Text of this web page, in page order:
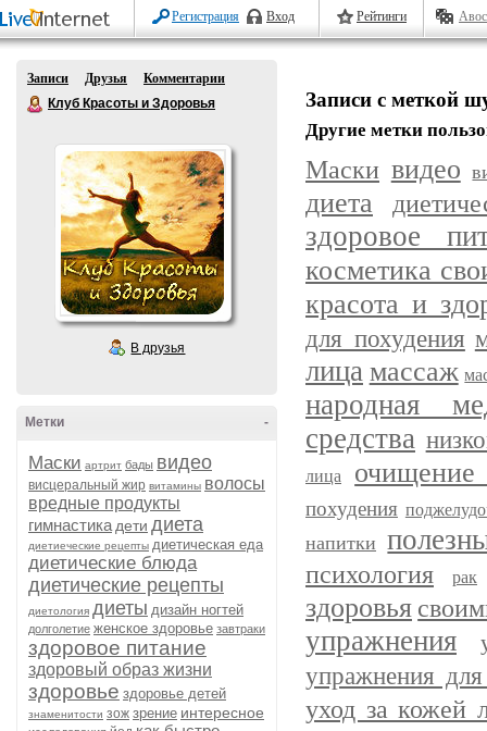
Регистрация Вход Рейтинги
Записи Друзья
Комментарии
Клуб Красоты и Здоровья
В друзья
-
Метки
Маски артрит бады видео
висцеральный жир витамины волосы
вредные продукты
гимнастика дети диета
диетиеческие рецепты диетическая еда
диетические блюда
диетические рецепты
диетология диеты дизайн ногтей
долголетие женское здоровье завтраки
здоровое питание
здоровый образ жизни
здоровье здоровье детей
знаменитости зож зрение интересное
Записи с меткой
Другие метки
Маски видео
диета
здоровое
косметика
красота и
для похудения
лица массаж
народная
средства
лица очищение
похудения
напитки
психология рак
здоровья
упражнения
упражнения
уход за кожей